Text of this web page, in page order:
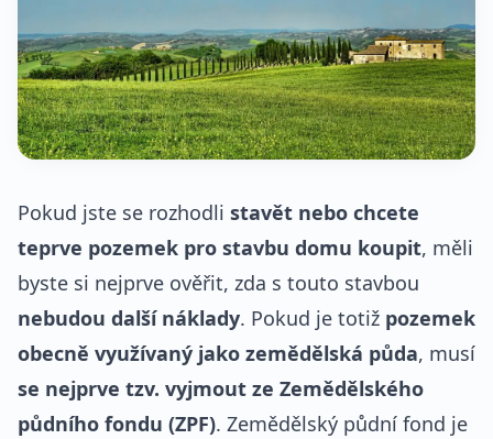
Pokud jste se rozhodli stavět nebo chcete
teprve pozemek pro stavbu domu koupit, měli
byste si nejprve ověřit, zda s touto stavbou
nebudou další náklady. Pokud je totiž pozemek
obecně využívaný jako zemědělská půda, musí
se nejprve tzv. vyjmout ze Zemědělského
půdního fondu (ZPF). Zemědělský půdní fond je